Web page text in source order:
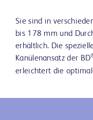
Sie sind in
bis 178 mm und
erhältlich. Die
Kanülenansatz der BD
erleichtert die